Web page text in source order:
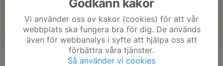
v.4
Godkänn kakor
Vi använder oss av kakor (cookies) för att vår
webbplats ska fungera bra för dig. De används
även för webbanalys i syfte att hjälpa oss att
förbättra våra tjänster.
Så använder vi cookies